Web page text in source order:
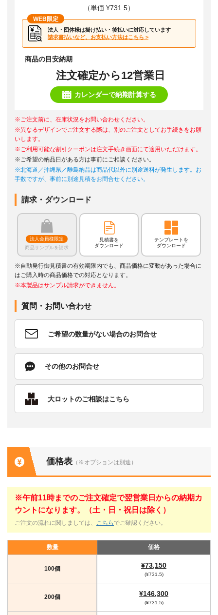
（単価 ¥731.5）
WEB限定
法人・団体様は掛け払い・後払いに対応しています
請求書払いなど、お支払い方法はこちら >
商品の目安納期
注文確定から12営業日
カレンダーで納期計算する
※ご注文前に、在庫状況をお問い合わせください。
※異なるデザインでご注文する際は、別のご注文としてお手続きをお願
いします。
※ご利用可能な割引クーポンは注文手続き画面にて適用いただけます。
※ご希望の納品日がある方は事前にご相談ください。
※北海道／沖縄県／離島納品は商品代以外に別途送料が発生します。お
手数ですが、事前に別途見積をお問合せください。
請求・ダウンロード
法人会員様限定
商品サンプルを請求
見積書を
ダウンロード
テンプレートを
ダウンロード
※自動発行御見積書の有効期限内でも、商品価格に変動があった場合に
はご購入時の商品価格での対応となります。
※本製品はサンプル請求ができません。
質問・お問い合わせ
ご希望の数量がない場合のお問合せ
その他のお問合せ
大ロットのご相談はこちら
価格表 （※オプションは別途）
※午前11時までのご注文確定で翌営業日からの納期カ
ウントになります。（土・日・祝日は除く）
ご注文の流れに関しましては、 こちら でご確認ください。
数量 価格
100個 ¥73,150
(¥731.5)
200個 ¥146,300
(¥731.5)